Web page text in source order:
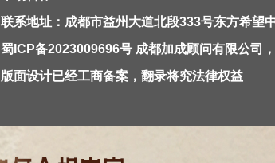
联系地址：成都市益州大道北段333号东方希望
蜀ICP备2023009696号 成都加成顾问有限公司
版面设计已经工商备案，翻录将究法律权益